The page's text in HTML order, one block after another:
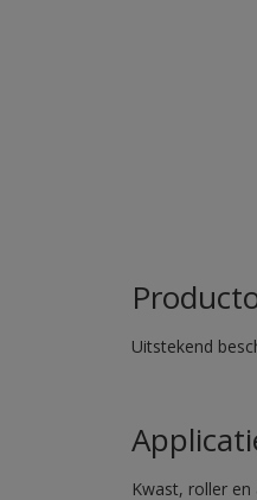
Uitstekend
Kwast, roller